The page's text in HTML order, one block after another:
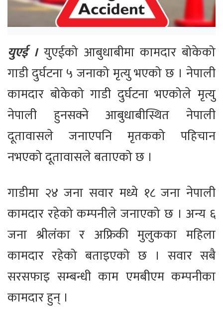
युएई ।युएईको आबुधाबीमा कामदार बोकेको
गाडी दुर्घटना ५ जनाको मृत्यु भएको छ । नेपाली
कामदार बोकेको गाडी दुर्घटना भएकोले मृत्यु
नेपाली हुनसक्ने आबुधाबीस्थित नेपाली
दूतावासले जनाएपनि मृतकको पहिचान
नभएको दूतावासले बताएको छ ।
गाडीमा २४ जना सवार मध्ये १८ जना नेपाली
कामदार रहेको कम्पनीले जनाएको छ । अन्य ६
जना श्रीलंका र अफ्रिकी मुलुकका महिला
कामदार रहेको बताइएको छ । सवार सबै
सरसफाइ सम्बन्धी काम एमबीएम कम्पनीका
कामदार हुन् ।